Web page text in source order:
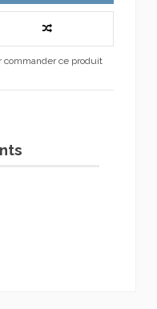
ce produit